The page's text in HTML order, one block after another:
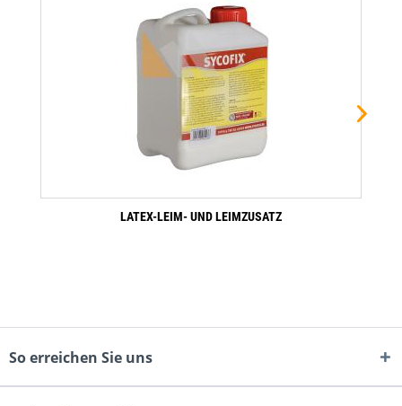
LATEX-LEIM- UND LEIMZUSATZ
So erreichen Sie uns